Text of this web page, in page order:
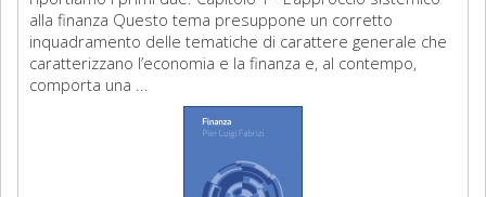
alla finanza Questo tema presuppone un corretto
inquadramento delle tematiche di carattere generale che
caratterizzano l’economia e la finanza e, al contempo,
comporta una ...